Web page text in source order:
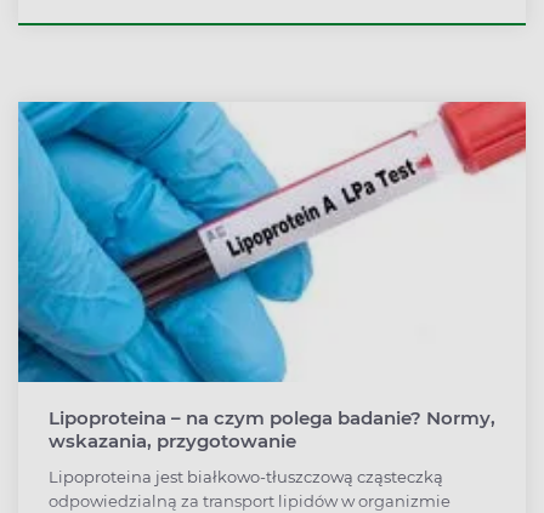
przewlekłego zapalenia trzustki, a nawet nowotworu
tego narządu. Objawy niedoboru lipazy to m.in.
epizodyczne bóle brzucha, zmiany skórne (żółtaki) oraz
nawracające zapalenia trzustki.
Lipoproteina – na czym polega badanie? Normy,
wskazania, przygotowanie
Lipoproteina jest białkowo-tłuszczową cząsteczką
odpowiedzialną za transport lipidów w organizmie